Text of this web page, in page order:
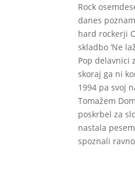
Rock
danes
hard rockerji
skladbo ‘Ne
Pop delavnici
skoraj ga ni
1994 pa svoj
Tomažem
poskrbel za
nastala
spoznali